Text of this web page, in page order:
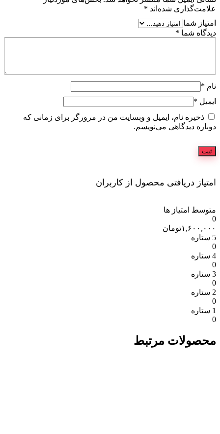
علامت‌گذاری شده‌اند *
امتیاز شما
دیدگاه شما *
نام *
ایمیل *
ذخیره نام، ایمیل و وبسایت من در مرورگر برای زمانی که
دوباره دیدگاهی می‌نویسم.
امتیاز دریافتی محصول از کاربران
متوسط امتیاز ها
0
۱,۶۰۰,۰۰۰تومان
5 ستاره
0
4 ستاره
0
3 ستاره
0
2 ستاره
0
1 ستاره
0
محصولات مرتبط